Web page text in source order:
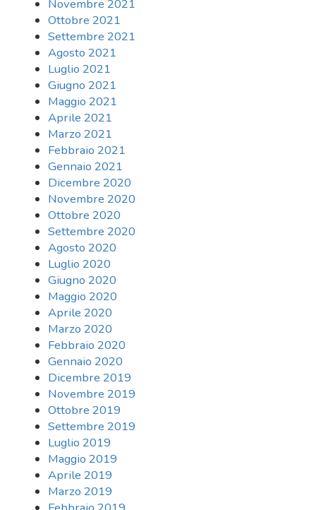
Novembre 2021
Ottobre 2021
Settembre 2021
Agosto 2021
Luglio 2021
Giugno 2021
Maggio 2021
Aprile 2021
Marzo 2021
Febbraio 2021
Gennaio 2021
Dicembre 2020
Novembre 2020
Ottobre 2020
Settembre 2020
Agosto 2020
Luglio 2020
Giugno 2020
Maggio 2020
Aprile 2020
Marzo 2020
Febbraio 2020
Gennaio 2020
Dicembre 2019
Novembre 2019
Ottobre 2019
Settembre 2019
Luglio 2019
Maggio 2019
Aprile 2019
Marzo 2019